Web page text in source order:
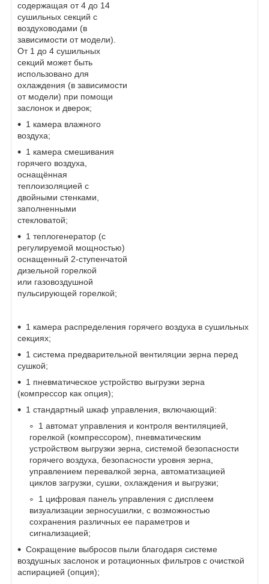
содержащая от 4 до 14
сушильных секций с
воздуховодами (в
зависимости от модели).
От 1 до 4 сушильных
секций может быть
использовано для
охлаждения (в зависимости
от модели) при помощи
заслонок и дверок;
1 камера влажного
воздуха;
1 камера смешивания
горячего воздуха,
оснащённая
теплоизоляцией с
двойными стенками,
заполненными
стекловатой;
1 теплогенератор (с
регулируемой мощностью)
оснащенный 2-ступенчатой
дизельной горелкой
или газовоздушной
пульсирующей горелкой;
1 камера распределения горячего воздуха в сушильных
секциях;
1 система предварительной вентиляции зерна перед
сушкой;
1 пневматическое устройство выгрузки зерна
(компрессор как опция);
1 стандартный шкаф управления, включающий:
1 автомат управления и контроля вентиляцией,
горелкой (компрессором), пневматическим
устройством выгрузки зерна, системой безопасности
горячего воздуха, безопасности уровня зерна,
управлением перевалкой зерна, автоматизацией
циклов загрузки, сушки, охлаждения и выгрузки;
1 цифровая панель управления с дисплеем
визуализации зерносушилки, с возможностью
сохранения различных ее параметров и
сигнализацией;
Сокращение выбросов пыли благодаря системе
воздушных заслонок и ротационных фильтров с очисткой
аспирацией (опция);